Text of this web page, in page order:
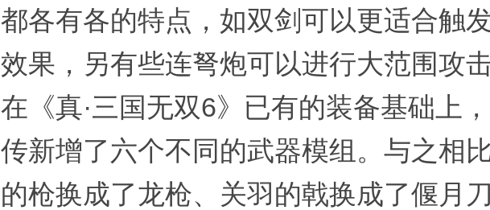
都各有各的特点，如双剑可以更适合触
效果，另有些连弩炮可以进行大范围攻击
在《真·三国无双6》已有的装备基础上
传新增了六个不同的武器模组。与之相
的枪换成了龙枪、关羽的戟换成了偃月